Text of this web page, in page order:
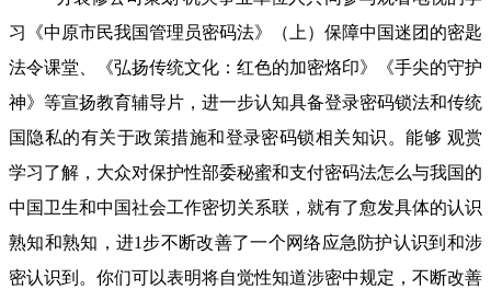
习《中原市民我国管理员密码法》（上）保障中国迷团的密匙
法令课堂、《弘扬传统文化：红色的加密烙印》《手尖的守护
神》等宣扬教育辅导片，进一步认知具备登录密码锁法和传统
国隐私的有关于政策措施和登录密码锁相关知识。能够 观赏
学习了解，大众对保护性部委秘蜜和支付密码法怎么与我国的
中国卫生和中国社会工作密切关系联，就有了愈发具体的认识
熟知和熟知，进1步不断改善了一个网络应急防护认识到和涉
密认识到。你们可以表明将自觉性知道涉密中规定，不断改善